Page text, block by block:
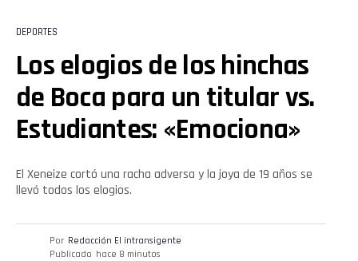
DEPORTES
Los elogios de los hinchas
de Boca para un titular vs.
Estudiantes: «Emociona»
El Xeneize cortó una racha adversa y la joya de 19 años se
llevó todos los elogios.
Por Redacción El intransigente
Publicado hace 8 minutos